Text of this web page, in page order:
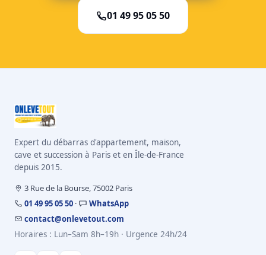
01 49 95 05 50
Expert du débarras d'appartement, maison,
cave et succession à Paris et en Île-de-France
depuis 2015.
3 Rue de la Bourse, 75002 Paris
01 49 95 05 50 ·
WhatsApp
contact@onlevetout.com
Horaires : Lun–Sam 8h–19h · Urgence 24h/24